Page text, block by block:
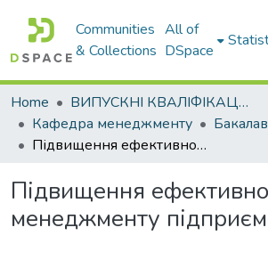
Communities
& Collections
All of
DSpace
Home
ВИПУСКНІ КВАЛІФІКАЦІЙНІ РОБОТИ
Кафедра менеджменту
Підвищення ефективності менеджменту підприємства
Підвищення
менеджменту